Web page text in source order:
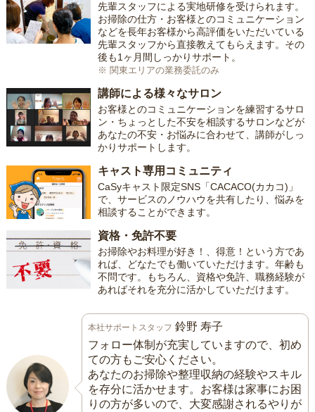
先輩スタッフによる実地研修を受けられます。
お掃除の仕方・お客様とのコミュニケーション
などを長年お客様から高評価をいただいている
先輩スタッフから直接教えてもらえます。その
後も1ヶ月間しっかりサポート。
※ 関東エリアの業務委託のみ
講師による様々なサロン
お客様とのコミュニケーションを練習するサロ
ン・ちょっとした不安を相談するサロンなどが
あなたの不安・お悩みに合わせて、講師がしっ
かりサポートします。
キャスト専用コミュニティ
CaSyキャスト限定SNS「CACACO(カカコ)」
で、サービスのノウハウを共有したり、悩みを
相談することができます。
資格・免許不要
お掃除やお料理が好き！、得意！という方であ
れば、どなたでも働いていただけます。年齢も
不問です。もちろん、資格や免許、職務経験が
あればそれを充分に活かしていただけます。
本社サポートスタッフ 鈴野 寿子
フォロー体制が充実していますので、初め
ての方もご安心ください。
あなたのお掃除や整理収納の経験やスキル
を存分に活かせます。お客様は家事にお困
りの方が多いので、大変感謝されるやりが